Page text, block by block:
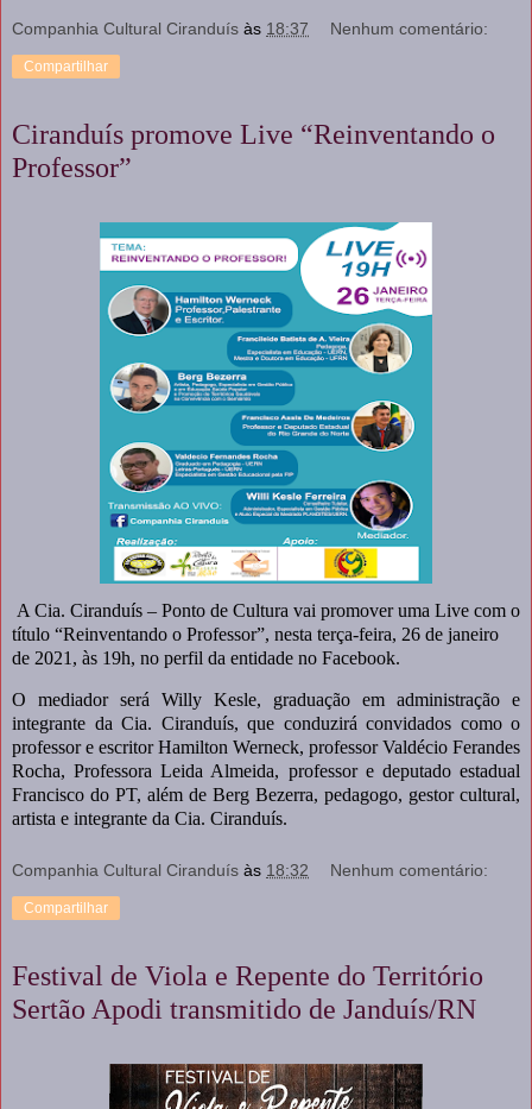
Companhia Cultural Ciranduís às 18:37 Nenhum comentário:
Compartilhar
Ciranduís promove Live “Reinventando o
Professor”
A Cia. Ciranduís – Ponto de Cultura vai promover uma Live com o
título “Reinventando o Professor”, nesta terça-feira, 26 de janeiro
de 2021, às 19h, no perfil da entidade no Facebook.
O mediador será Willy Kesle, graduação em administração e
integrante da Cia. Ciranduís, que conduzirá convidados como o
professor e escritor Hamilton Werneck, professor Valdécio Ferandes
Rocha, Professora Leida Almeida, professor e deputado estadual
Francisco do PT, além de Berg Bezerra, pedagogo, gestor cultural,
artista e integrante da Cia. Ciranduís.
Companhia Cultural Ciranduís às 18:32 Nenhum comentário:
Compartilhar
Festival de Viola e Repente do Território
Sertão Apodi transmitido de Janduís/RN